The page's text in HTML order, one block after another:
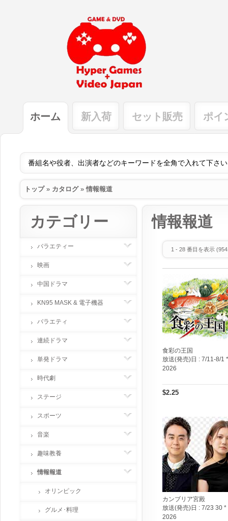
ホーム 新入荷 セット販売 ポイ
トップ» カタログ»情報報道
情報報道
1 - 28 番目を表示 (
食彩の王国
放送(発売)日 : 7/11-8/1 *
2026
$2.25
カンブリア宮殿
放送(発売)日 : 7/23 30 *
2026
カテゴリー
バラエティー
映画
中国ドラマ
KN95 MASK & 電子機器
バラエティ
連続ドラマ
単発ドラマ
時代劇
ステージ
スポーツ
音楽
趣味教養
情報報道
オリンピック
グルメ･料理